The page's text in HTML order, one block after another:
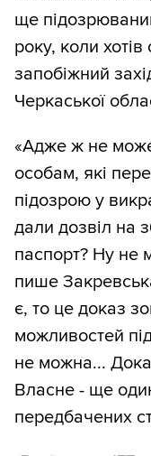
ще
року, коли
запобіжний
Черкаської
«Адже ж не
особам, які
підозрою у
дали дозвіл на
паспорт? Ну не
пише
є, то це доказ
можливостей
не можна...
Власне - ще
передбачених